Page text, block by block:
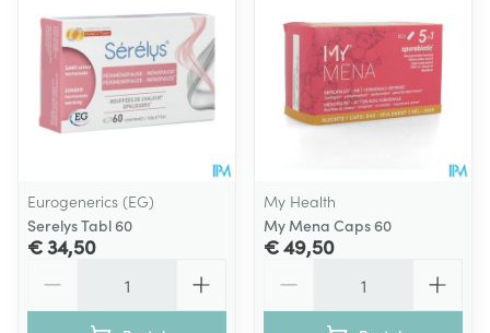
Eurogenerics (EG)
Serelys Tabl 60
€ 34,50
My Health
My Mena Caps 60
€ 49,50